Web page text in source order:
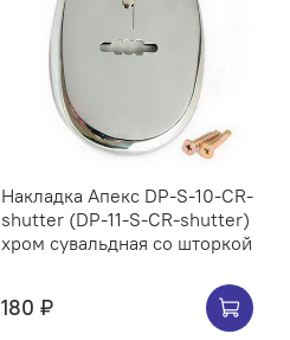
Накладка Апекс DP-S-10-CR-
shutter (DP-11-S-CR-shutter)
хром сувальдная со шторкой
180 ₽